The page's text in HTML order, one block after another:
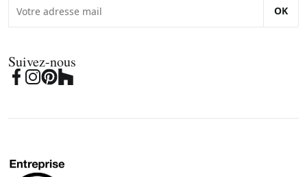
OK
Suivez-nous